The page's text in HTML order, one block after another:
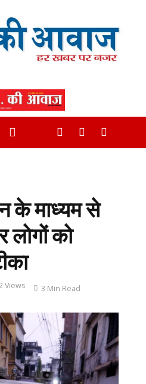
के माध्यम से
को
Views 3 Min Read